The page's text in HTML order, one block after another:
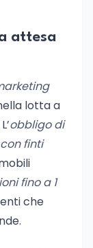
attesa
lotta a
obbligo di
finti
fino a 1
che